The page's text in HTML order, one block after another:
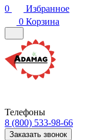
0
Избранное
0 Корзина
Телефоны
8 (800) 533-98-66
Заказать звонок